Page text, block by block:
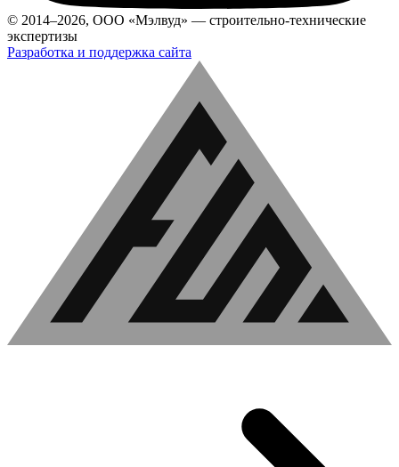
© 2014–2026, ООО «Мэлвуд» — строительно-технические
экспертизы
Разработка и поддержка сайта